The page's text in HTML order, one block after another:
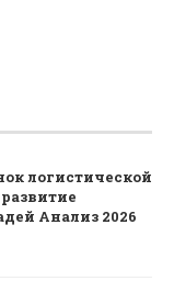
логистической
Анализ 2026